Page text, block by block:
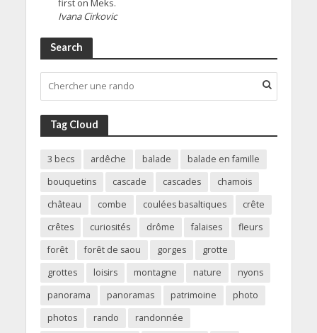
first on Meks.
Ivana Cirkovic
Search
Tag Cloud
3 becs ardêche balade
balade en famille
bouquetins
cascade cascades
chamois
château
combe coulées basaltiques
crête
crêtes
curiosités drôme falaises
fleurs
forêt
forêt de saou gorges
grotte
grottes
loisirs montagne nature
nyons
panorama
panoramas patrimoine
photo
photos
rando
randonnée